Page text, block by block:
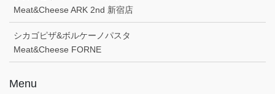
Meat&Cheese ARK 2nd 新宿店
シカゴピザ&ボルケーノパスタ
Meat&Cheese FORNE
Menu